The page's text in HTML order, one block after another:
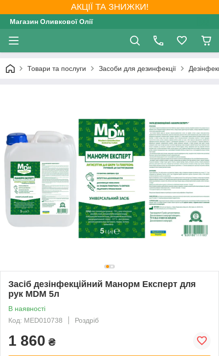
АКЦІЇ ТА ЗНИЖКИ!
Магазин Оливкової Олії
Товари та послуги Засоби для дезинфекції
Засіб дезінфекційний Манорм Експерт для
рук MDM 5л
В наявності
Код: MED010738
Роздріб
1 860 ₴